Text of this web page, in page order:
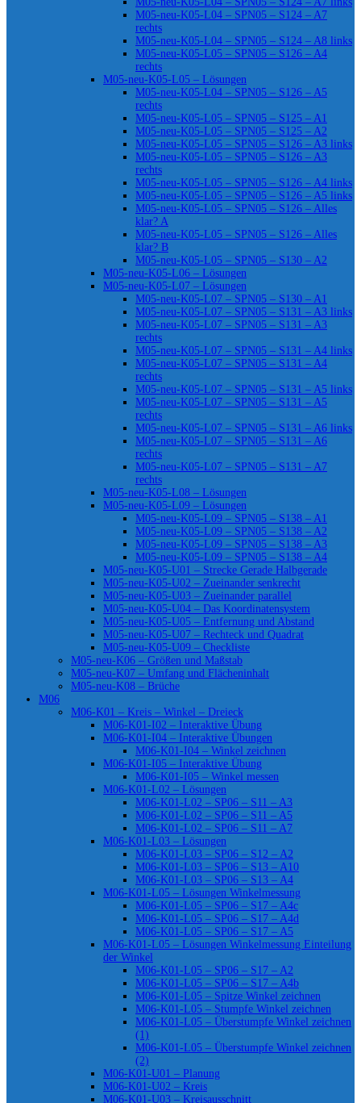
M05-neu-K05-L04 – SPN05 – S124 – A7
rechts
M05-neu-K05-L04 – SPN05 – S124 – A8 links
M05-neu-K05-L05 – SPN05 – S126 – A4
rechts
M05-neu-K05-L05 – Lösungen
M05-neu-K05-L04 – SPN05 – S126 – A5
rechts
M05-neu-K05-L05 – SPN05 – S125 – A1
M05-neu-K05-L05 – SPN05 – S125 – A2
M05-neu-K05-L05 – SPN05 – S126 – A3 links
M05-neu-K05-L05 – SPN05 – S126 – A3
rechts
M05-neu-K05-L05 – SPN05 – S126 – A4 links
M05-neu-K05-L05 – SPN05 – S126 – A5 links
M05-neu-K05-L05 – SPN05 – S126 – Alles
klar? A
M05-neu-K05-L05 – SPN05 – S126 – Alles
klar? B
M05-neu-K05-L05 – SPN05 – S130 – A2
M05-neu-K05-L06 – Lösungen
M05-neu-K05-L07 – Lösungen
M05-neu-K05-L07 – SPN05 – S130 – A1
M05-neu-K05-L07 – SPN05 – S131 – A3 links
M05-neu-K05-L07 – SPN05 – S131 – A3
rechts
M05-neu-K05-L07 – SPN05 – S131 – A4 links
M05-neu-K05-L07 – SPN05 – S131 – A4
rechts
M05-neu-K05-L07 – SPN05 – S131 – A5 links
M05-neu-K05-L07 – SPN05 – S131 – A5
rechts
M05-neu-K05-L07 – SPN05 – S131 – A6 links
M05-neu-K05-L07 – SPN05 – S131 – A6
rechts
M05-neu-K05-L07 – SPN05 – S131 – A7
rechts
M05-neu-K05-L08 – Lösungen
M05-neu-K05-L09 – Lösungen
M05-neu-K05-L09 – SPN05 – S138 – A1
M05-neu-K05-L09 – SPN05 – S138 – A2
M05-neu-K05-L09 – SPN05 – S138 – A3
M05-neu-K05-L09 – SPN05 – S138 – A4
M05-neu-K05-U01 – Strecke Gerade Halbgerade
M05-neu-K05-U02 – Zueinander senkrecht
M05-neu-K05-U03 – Zueinander parallel
M05-neu-K05-U04 – Das Koordinatensystem
M05-neu-K05-U05 – Entfernung und Abstand
M05-neu-K05-U07 – Rechteck und Quadrat
M05-neu-K05-U09 – Checkliste
M05-neu-K06 – Größen und Maßstab
M05-neu-K07 – Umfang und Flächeninhalt
M05-neu-K08 – Brüche
M06
M06-K01 – Kreis – Winkel – Dreieck
M06-K01-I02 – Interaktive Übung
M06-K01-I04 – Interaktive Übungen
M06-K01-I04 – Winkel zeichnen
M06-K01-I05 – Interaktive Übung
M06-K01-I05 – Winkel messen
M06-K01-L02 – Lösungen
M06-K01-L02 – SP06 – S11 – A3
M06-K01-L02 – SP06 – S11 – A5
M06-K01-L02 – SP06 – S11 – A7
M06-K01-L03 – Lösungen
M06-K01-L03 – SP06 – S12 – A2
M06-K01-L03 – SP06 – S13 – A10
M06-K01-L03 – SP06 – S13 – A4
M06-K01-L05 – Lösungen Winkelmessung
M06-K01-L05 – SP06 – S17 – A4c
M06-K01-L05 – SP06 – S17 – A4d
M06-K01-L05 – SP06 – S17 – A5
M06-K01-L05 – Lösungen Winkelmessung Einteilung
der Winkel
M06-K01-L05 – SP06 – S17 – A2
M06-K01-L05 – SP06 – S17 – A4b
M06-K01-L05 – Spitze Winkel zeichnen
M06-K01-L05 – Stumpfe Winkel zeichnen
M06-K01-L05 – Überstumpfe Winkel zeichnen
(1)
M06-K01-L05 – Überstumpfe Winkel zeichnen
(2)
M06-K01-U01 – Planung
M06-K01-U02 – Kreis
M06-K01-U03 – Kreisausschnitt